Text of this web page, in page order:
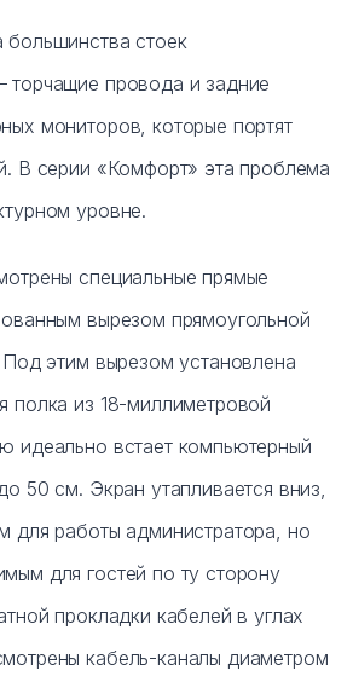
стоек
торчащие провода и задние
мониторов, которые портят
В серии «Комфорт» эта проблема
уровне.
специальные прямые
вырезом прямоугольной
этим вырезом установлена
полка из 18-миллиметровой
идеально встает компьютерный
50 см. Экран утапливается вниз,
для работы администратора, но
для гостей по ту сторону
прокладки кабелей в углах
кабель-каналы диаметром